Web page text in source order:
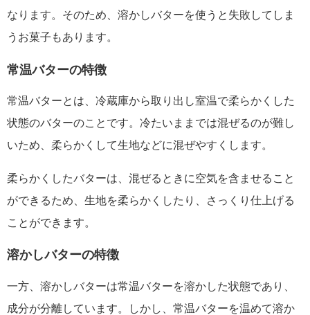
なります。そのため、溶かしバターを使うと失敗してしま
うお菓子もあります。
常温バターの特徴
常温バターとは、冷蔵庫から取り出し室温で柔らかくした
状態のバターのことです。冷たいままでは混ぜるのが難し
いため、柔らかくして生地などに混ぜやすくします。
柔らかくしたバターは、混ぜるときに空気を含ませること
ができるため、生地を柔らかくしたり、さっくり仕上げる
ことができます。
溶かしバターの特徴
一方、溶かしバターは常温バターを溶かした状態であり、
成分が分離しています。しかし、常温バターを温めて溶か